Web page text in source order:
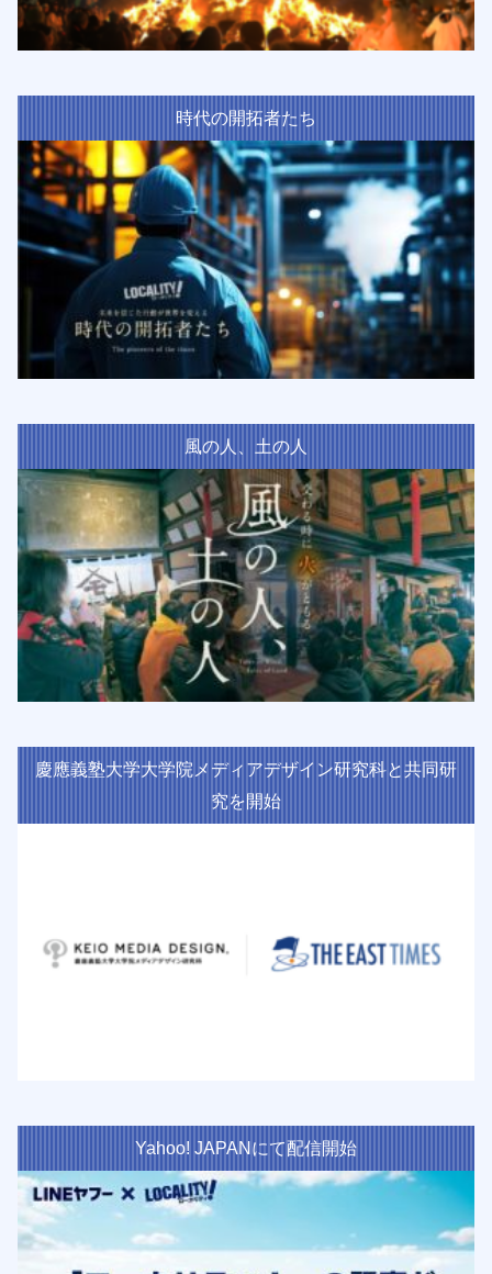
時代の開拓者たち
風の人、土の人
慶應義塾大学大学院メディアデザイン研究科と共同研
究を開始
Yahoo! JAPANにて配信開始